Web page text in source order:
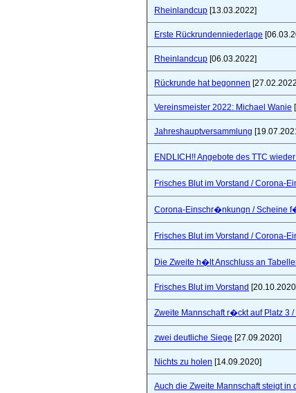
Rheinlandcup [13.03.2022]
Erste Rückrundenniederlage
Rheinlandcup [06.03.2022]
Rückrunde hat begonnen
Vereinsmeister 2022: Michael Wanie
Jahreshauptversammlung
ENDLICH!! Angebote des TTC
Frisches Blut im Vorstand / Corona-
Corona-Einschr�nkungn / Scheine
Frisches Blut im Vorstand / Corona-
Die Zweite h�lt Anschluss an
Frisches Blut im Vorstand
Zweite Mannschaft r�ckt auf Platz 3
zwei deutliche Siege [27.09.2020]
Nichts zu holen [14.09.2020]
Auch die Zweite Mannschaft steigt in